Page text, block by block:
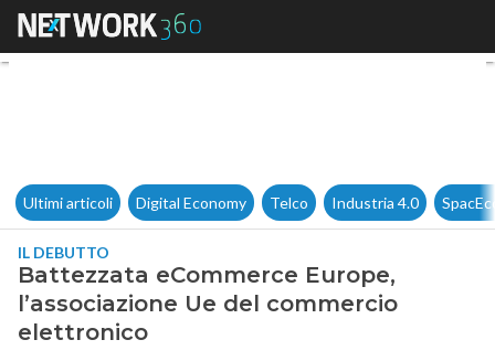
Battezzata eCommerce
Ultimi articoli Digital Economy Telco Industria 4.0
IL DEBUTTO
Battezzata eCommerce Europe,
l’associazione Ue del commercio
elettronico